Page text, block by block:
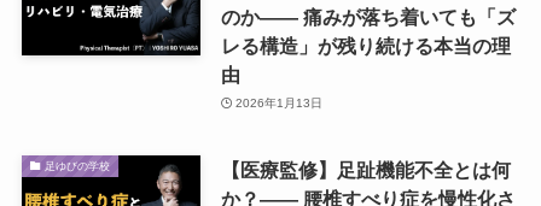
のか―― 痛みが落ち着いても「ズ
レる構造」が残り続ける本当の理
由
2026年1月13日
足ゆびの学校
【医療監修】足趾機能不全とは何
か？―― 腰椎すべり症を慢性化さ